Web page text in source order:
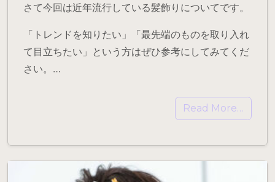
さて今回は近年流行している髪飾りについてです。
「トレンドを知りたい」「最先端のものを取り入れ
て目立ちたい」という方はぜひ参考にしてみてくだ
さい。…
Read More…